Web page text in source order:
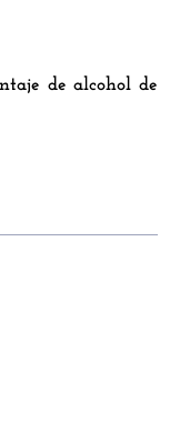
de alcohol de